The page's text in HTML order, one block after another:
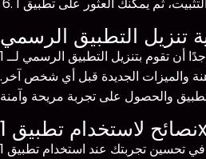
تنزيل التطبيق الرسمي
من المهم جدًا أن تقوم بتنزيل التطبيق الرسمي لــ 1xbet من الموقع الرسمي، وذلك لأسباب متعددة. أولاً، يساعدك تحميل التطبيق من مصدر موثوق على تجنب التطبيقات المزيفة التي قد تكون ضارة لجهازك. ثانياً،
والميزات الجديدة قبل أي شخص آخر.